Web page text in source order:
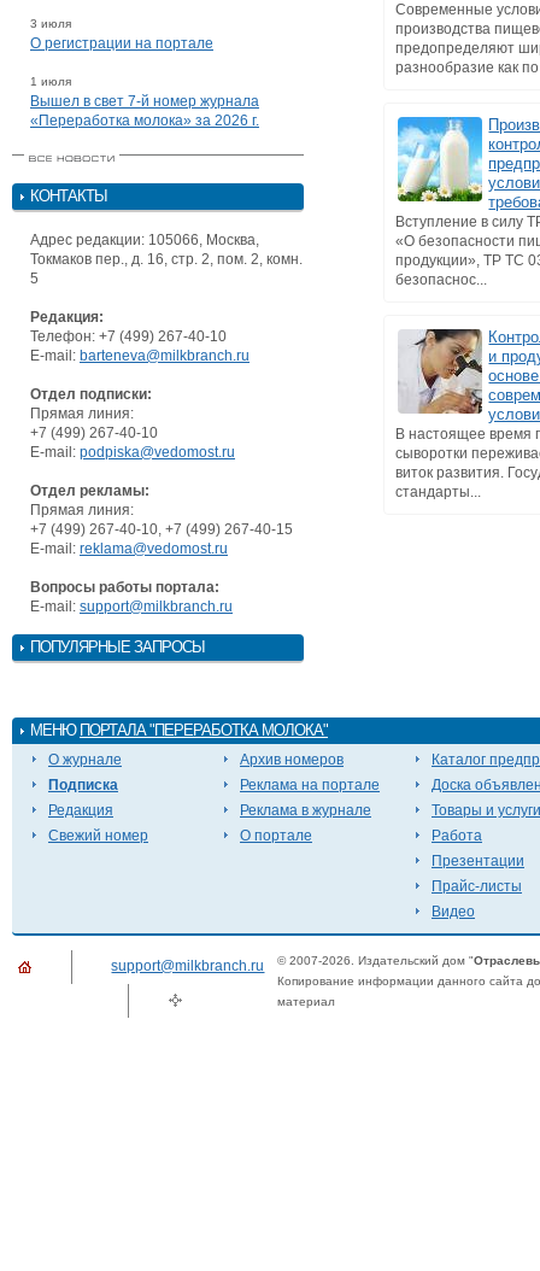
3 июля
О регистрации на портале
1 июля
Вышел в свет 7-й номер журнала
«Переработка молока» за 2026 г.
КОНТАКТЫ
Адрес редакции: 105066, Москва,
Токмаков пер., д. 16, стр. 2, пом. 2, комн.
5
Редакция:
Телефон: +7 (499) 267-40-10
E-mail: barteneva@milkbranch.ru
Отдел подписки:
Прямая линия:
+7 (499) 267-40-10
E-mail: podpiska@vedomost.ru
Отдел рекламы:
Прямая линия:
+7 (499) 267-40-10, +7 (499) 267-40-15
E-mail: reklama@vedomost.ru
Вопросы работы портала:
E-mail: support@milkbranch.ru
ПОПУЛЯРНЫЕ ЗАПРОСЫ
Современные
производства
предопределяют
разнообразие как
Вступление в силу
«О безопасности
продукции», ТР ТС
безопаснос...
и
В настоящее время
сыворотки
виток развития.
стандарты...
МЕНЮ ПОРТАЛА "ПЕРЕРАБОТКА МОЛОКА"
О журнале
Подписка
Редакция
Свежий номер
Архив номеров
Реклама на портале
Реклама в журнале
О портале
Каталог
Доска
Товары и услуги
Работа
Презентации
Прайс-листы
Видео
support@milkbranch.ru © 2007-2026. Издательский дом "
Копирование информации данного сайта
материал